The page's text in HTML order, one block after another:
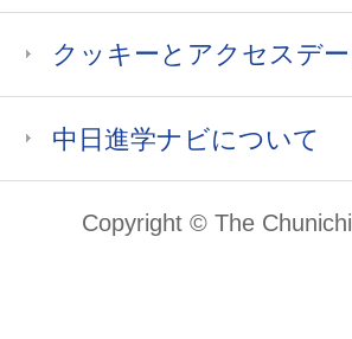
クッキーとアクセスデ
中日進学ナビについて
Copyright © The